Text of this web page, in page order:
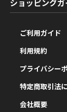
ショッピング
ご利用ガイド
利用規約
プライバシー
特定商取引法
会社概要